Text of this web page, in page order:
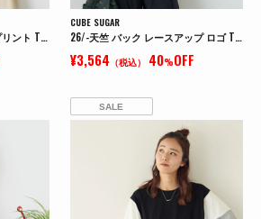
21/-OE天竺 ランダム ロゴ プリント Tシャツ
CUBE SUGAR
26/-天竺 バック レースアップ ロゴ Tシャツ
¥3,564 （税込） 40%OFF
SALE